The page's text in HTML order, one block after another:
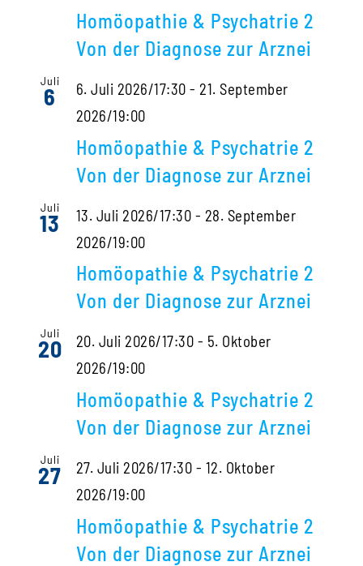
Homöopathie & Psychatrie 2
Von der Diagnose zur Arznei
Juli
6 6. Juli 2026/17:30 -21. September
2026/19:00
Homöopathie & Psychatrie 2
Von der Diagnose zur Arznei
Juli
13 13. Juli 2026/17:30 - 28. September
2026/19:00
Homöopathie & Psychatrie 2
Von der Diagnose zur Arznei
Juli
20 20. Juli 2026/17:30 - 5. Oktober
2026/19:00
Homöopathie & Psychatrie 2
Von der Diagnose zur Arznei
Juli
27 27. Juli 2026/17:30 - 12. Oktober
2026/19:00
Homöopathie & Psychatrie 2
Von der Diagnose zur Arznei